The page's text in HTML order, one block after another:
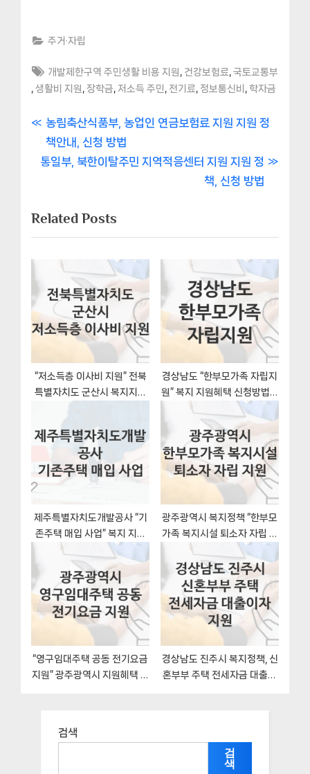
주거·자립
Tags:
개발제한구역 주민생활 비용 지원 건강보험료 ,국토교통부
생활비 지원 장학금 저소득 주민 전기료 정보통신비 학자금
글
내
게
이
P
r
e
o
u
o
t
농림축산식품부, 농업인 연금보험료 지원 지원 정
책안내, 신청 방법
N
t
P
:
통일부, 북한이탈주민 지역적응센터 지원 지원 정
책, 신청 방법
Related Posts
“저소득층 이사비 지원” 전북
특별자치도 군산시 복지지원
경상남도 “한부모가족 자립지
원” 복지 지원혜택 신청방법과
제주특별자치도개발공사 “기
존주택 매입 사업” 복지 지원
혜택 신청조건과 자격조건
광주광역시 복지정책 “한부모
가족 복지시설 퇴소자 자립 지
원” 여성가족과 – 신청 자격조
건과 신청방법
“영구임대주택 공동 전기요금
지원” 광주광역시 지원혜택 신
경상남도 진주시 복지정책, 신
혼부부 주택 전세자금 대출이
검색
검
색